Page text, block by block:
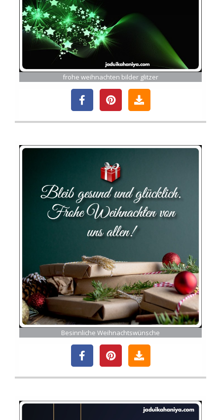
frohe weihnachten bilder glitzer
Besinnliche Weihnachtswünsche